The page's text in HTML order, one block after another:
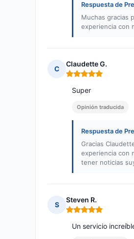
Respuesta de
Muchas gracias
experiencia con
C
Claudette G.
Nota: 5 de 5
Super
Opinión traducida
Respuesta de
Gracias
experiencia con
tener noticias
S
Steven R.
Nota: 5 de 5
Un servicio